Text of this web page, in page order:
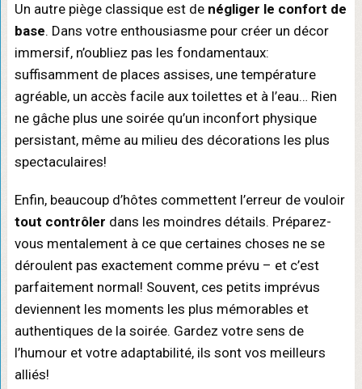
Un autre piège classique est de négliger le confort de
base. Dans votre enthousiasme pour créer un décor
immersif, n’oubliez pas les fondamentaux:
suffisamment de places assises, une température
agréable, un accès facile aux toilettes et à l’eau… Rien
ne gâche plus une soirée qu’un inconfort physique
persistant, même au milieu des décorations les plus
spectaculaires!
Enfin, beaucoup d’hôtes commettent l’erreur de vouloir
tout contrôler dans les moindres détails. Préparez-
vous mentalement à ce que certaines choses ne se
déroulent pas exactement comme prévu – et c’est
parfaitement normal! Souvent, ces petits imprévus
deviennent les moments les plus mémorables et
authentiques de la soirée. Gardez votre sens de
l’humour et votre adaptabilité, ils sont vos meilleurs
alliés!